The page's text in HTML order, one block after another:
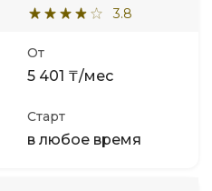
3.8
От
5 401 ₸/мес
Старт
в любое время